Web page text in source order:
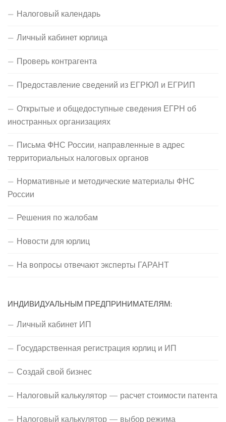
Налоговый календарь
Личный кабинет юрлица
Проверь контрагента
Предоставление сведений из ЕГРЮЛ и ЕГРИП
Открытые и общедоступные сведения ЕГРН об
иностранных организациях
Письма ФНС России, направленные в адрес
территориальных налоговых органов
Нормативные и методические материалы ФНС
России
Решения по жалобам
Новости для юрлиц
На вопросы отвечают эксперты ГАРАНТ
ИНДИВИДУАЛЬНЫМ ПРЕДПРИНИМАТЕЛЯМ:
Личный кабинет ИП
Государственная регистрация юрлиц и ИП
Создай свой бизнес
Налоговый калькулятор — расчет стоимости патента
Налоговый калькулятор — выбор режима